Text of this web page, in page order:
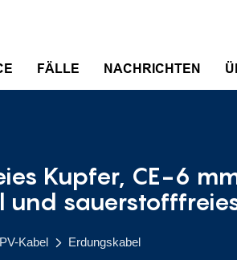
FÄLLE NACHRICHTEN
Kupfer, CE-6
Kabel
Erdungskabel